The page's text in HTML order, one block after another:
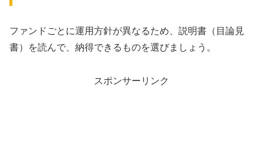
ファンドごとに運用方針が異なるため、説明書（目論見
書）を読んで、納得できるものを選びましょう。
スポンサーリンク